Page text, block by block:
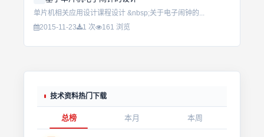
单片机相关应用设计课程设计 &nbsp;关于电子闹钟的...
2015-11-23
1 次 161 浏览
技术资料热门下载
总榜 本月 本周